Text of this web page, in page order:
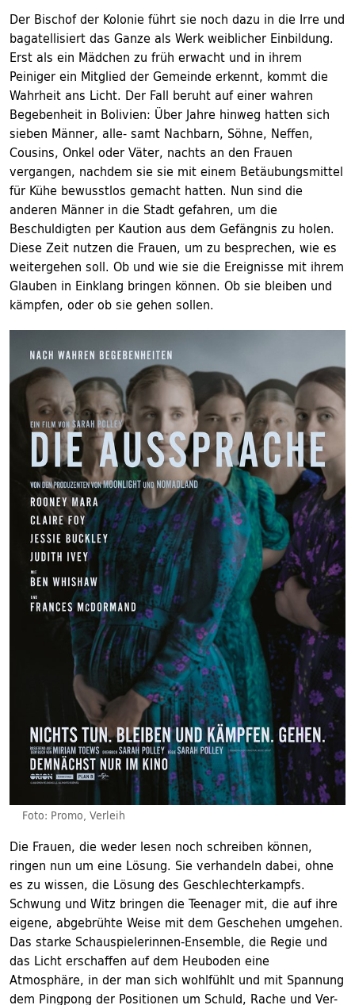
Der Bischof der Kolonie führt sie noch dazu in die Irre und
bagatellisiert das Ganze als Werk weiblicher Einbildung.
Erst als ein Mädchen zu früh erwacht und in ihrem
Peiniger ein Mitglied der Gemeinde erkennt, kommt die
Wahrheit ans Licht. Der Fall beruht auf einer wahren
Begebenheit in Bolivien: Über Jahre hinweg hatten sich
sieben Männer, alle- samt Nachbarn, Söhne, Neffen,
Cousins, Onkel oder Väter, nachts an den Frauen
vergangen, nachdem sie sie mit einem Betäubungsmittel
für Kühe bewusstlos gemacht hatten. Nun sind die
anderen Männer in die Stadt gefahren, um die
Beschuldigten per Kaution aus dem Gefängnis zu holen.
Diese Zeit nutzen die Frauen, um zu besprechen, wie es
weitergehen soll. Ob und wie sie die Ereignisse mit ihrem
Glauben in Einklang bringen können. Ob sie bleiben und
kämpfen, oder ob sie gehen sollen.
Foto: Promo, Verleih
Die Frauen, die weder lesen noch schreiben können,
ringen nun um eine Lösung. Sie verhandeln dabei, ohne
es zu wissen, die Lösung des Geschlechterkampfs.
Schwung und Witz bringen die Teenager mit, die auf ihre
eigene, abgebrühte Weise mit dem Geschehen umgehen.
Das starke Schauspielerinnen-Ensemble, die Regie und
das Licht erschaffen auf dem Heuboden eine
Atmosphäre, in der man sich wohlfühlt und mit Spannung
dem Pingpong der Positionen um Schuld, Rache und Ver-